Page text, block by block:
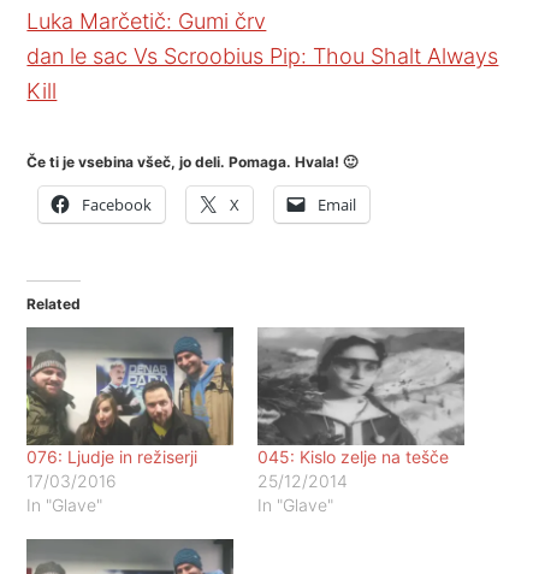
Luka Marčetič: Gumi črv
dan le sac Vs Scroobius Pip: Thou Shalt Always
Kill
Če ti je vsebina všeč, jo deli. Pomaga. Hvala! 🙂
Facebook X Email
Related
076: Ljudje in režiserji
17/03/2016
In "Glave"
045: Kislo zelje na tešče
25/12/2014
In "Glave"